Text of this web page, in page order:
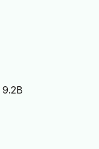
9.2B